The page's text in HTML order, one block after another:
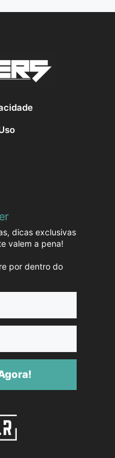
dicas exclusivas
valem a pena!
por dentro do